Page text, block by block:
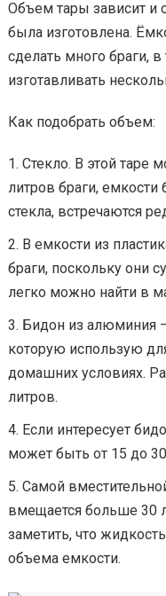
Объем тары зависит и
была изготовлена.
сделать много браги,
изготавливать
Как подобрать объем:
Стекло. В этой таре
литров браги,
стекла, встречаются
В емкости из
браги, поскольку они
легко можно найти в
Бидон из алюминия
которую использую
домашних условиях.
литров.
Если интересует
может быть от 15 до
Самой
вмещается больше 30
заметить, что
объема емкости.